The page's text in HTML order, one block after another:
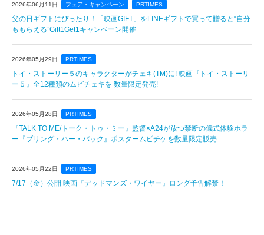
2026年06月11日 フェア・キャンペーン PRTIMES
父の日ギフトにぴったり！「映画GIFT」をLINEギフトで買って贈ると“自分
ももらえる”Gift1Get1キャンペーン開催
2026年05月29日 PRTIMES
トイ・ストーリー５のキャラクターがチェキ(TM)️に! 映画『トイ・ストーリ
ー５』全12種類のムビチェキを 数量限定発売!
2026年05月28日 PRTIMES
『TALK TO ME/トーク・トゥ・ミー』監督×A24が放つ禁断の儀式体験ホラ
ー『ブリング・ハー・バック』ポスタームビチケを数量限定販売
2026年05月22日 PRTIMES
7/17（金）公開 映画『デッドマンズ・ワイヤー』ロング予告解禁！